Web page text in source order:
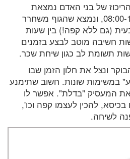
של בני האדם נמצאת
במיטבה בין השעות 08:00-10:00, ונמצא שהגוף משחרר
(גם ללא קפה!) בין שעות
חשיבה מוטב לבצע בזמנים
תשומת לב כגון שיחת שכר.
ונצל את חלון הזמן שבו
במשימות שונות. חשוב שתימנע
המעסיק "בדלת". אפשר לו
להכין לעצמו קפה וכו',
לשיחה.